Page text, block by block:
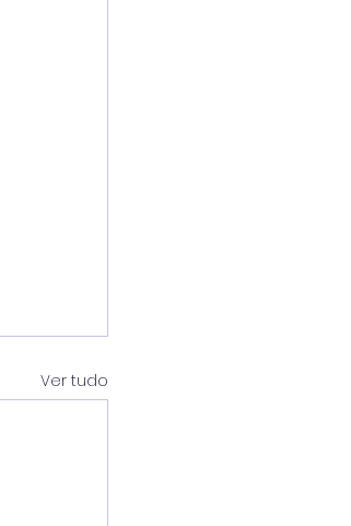
Ver tudo